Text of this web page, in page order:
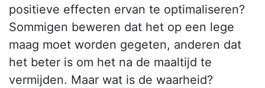
positieve effecten ervan te optimaliseren?
Sommigen beweren dat het op een lege
maag moet worden gegeten, anderen dat
het beter is om het na de maaltijd te
vermijden. Maar wat is de waarheid?